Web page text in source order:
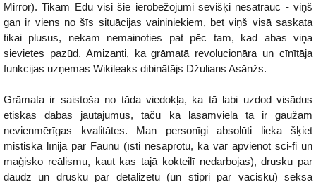
Mirror). Tikām Edu visi šie ierobežojumi sevišķi nesatrauc - viņš
gan ir viens no šīs situācijas vaininiekiem, bet viņš visā saskata
tikai plusus, nekam nemainoties pat pēc tam, kad abas viņa
sievietes pazūd. Amizanti, ka grāmatā revolucionāra un cīnītāja
funkcijas uzņemas Wikileaks dibinātājs Džulians Asānžs.
Grāmata ir saistoša no tāda viedokļa, ka tā labi uzdod visādus
ētiskas dabas jautājumus, taču kā lasāmviela tā ir gaužām
nevienmērīgas kvalitātes. Man personīgi absolūti lieka šķiet
mistiskā līnija par Faunu (īsti nesaprotu, kā var apvienot sci-fi un
maģisko reālismu, kaut kas tajā kokteilī nedarbojas), drusku par
daudz un drusku par detalizētu (un stipri par vācisku) seksa